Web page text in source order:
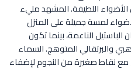
اللطيفة. المشهد مليء
لمسة جميلة على المنزل
الباستيل الناعمة، بينما تكون
والبرتقالي المتوهج. السماء
مع نقاط صغيرة من النجوم لإضفاء